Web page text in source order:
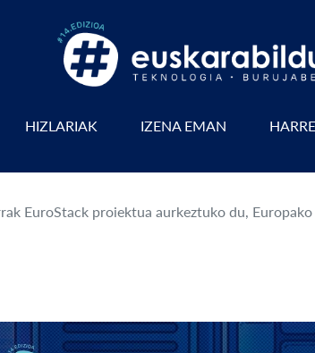
HIZLARIAK IZENA EMAN
EuroStack proiektua aurkeztuko du,